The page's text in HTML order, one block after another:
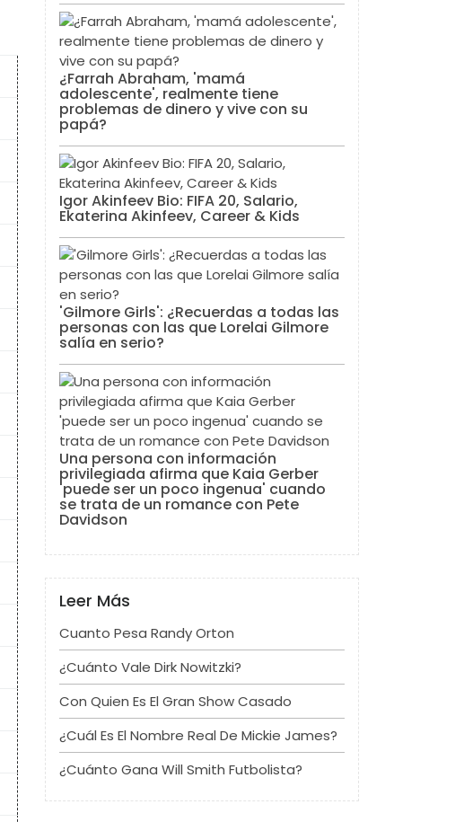
¿Farrah Abraham, 'mamá
adolescente', realmente tiene
problemas de dinero y vive con su
papá?
Igor Akinfeev Bio: FIFA 20, Salario,
Ekaterina Akinfeev, Career & Kids
'Gilmore Girls': ¿Recuerdas a todas las
personas con las que Lorelai Gilmore
salía en serio?
Una persona con información
privilegiada afirma que Kaia Gerber
'puede ser un poco ingenua' cuando
se trata de un romance con Pete
Davidson
Leer Más
Cuanto Pesa Randy Orton
¿Cuánto Vale Dirk Nowitzki?
Con Quien Es El Gran Show Casado
¿Cuál Es El Nombre Real De Mickie James?
¿Cuánto Gana Will Smith Futbolista?